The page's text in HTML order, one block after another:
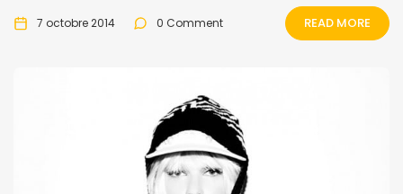
7 octobre 2014 0 Comment READ MORE